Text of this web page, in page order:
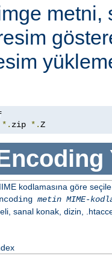
*. zip *.Z
kodlamasına göre
metin MIME-
sanal konak, dizin,